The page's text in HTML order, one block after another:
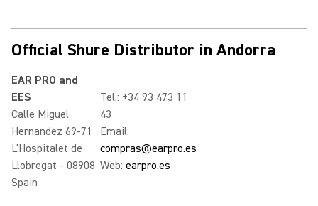
Official Shure Distributor in Andorra
EAR PRO and
EES
Calle Miguel
Hernandez 69-71
L'Hospitalet de
Llobregat - 08908
Spain
Tel.: +34 93 473 11
43
Email:
compras@earpro.es
Web: earpro.es